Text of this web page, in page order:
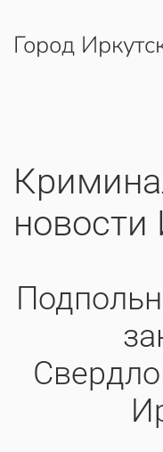
Перейти к
Город
новости